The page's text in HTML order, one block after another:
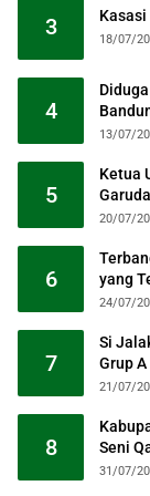
3 Kasasi
18/07/
4
13/07/
5
Ketua
20/07/
6
yang
24/07/
7
Si
Grup
21/07/
8
Seni
31/07/